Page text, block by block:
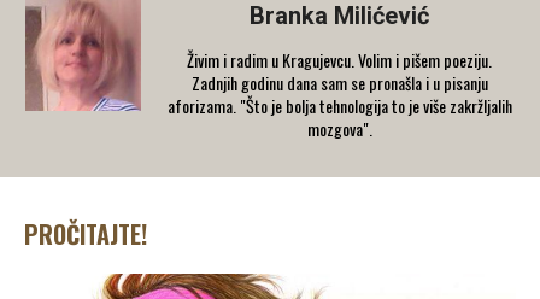
Branka Milićević
Živim i radim u Kragujevcu. Volim i pišem poeziju.
Zadnjih godinu dana sam se pronašla i u pisanju
aforizama. "Što je bolja tehnologija to je više zakržljalih
mozgova".
PROČITAJTE!